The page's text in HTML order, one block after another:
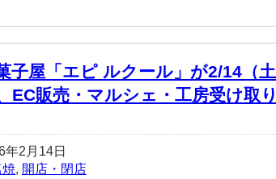
子屋「エピ ルクール」が2/14（土
EC販売・マルシェ・工房受け取
年2月14日
焼, 開店・閉店